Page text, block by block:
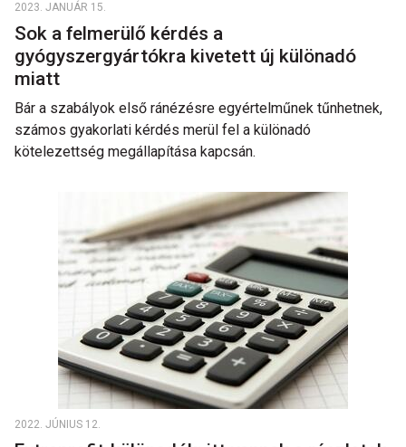
2023. JANUÁR 15.
Sok a felmerülő kérdés a
gyógyszergyártókra kivetett új különadó
miatt
Bár a szabályok első ránézésre egyértelműnek tűnhetnek,
számos gyakorlati kérdés merül fel a különadó
kötelezettség megállapítása kapcsán.
2022. JÚNIUS 12.